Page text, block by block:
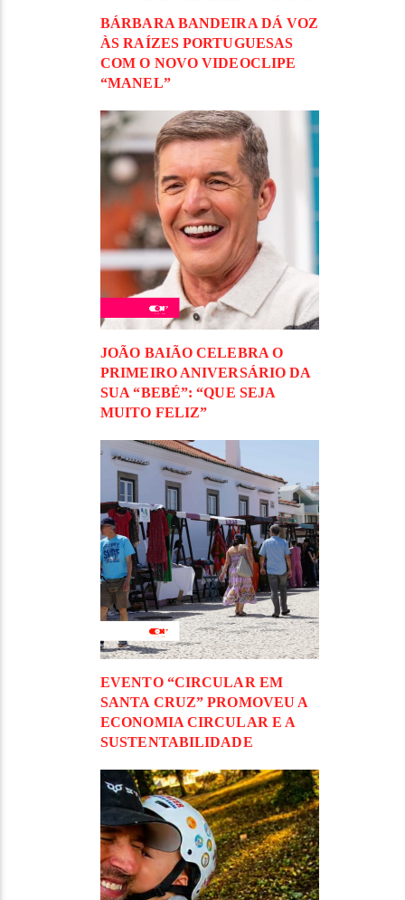
BÁRBARA BANDEIRA DÁ VOZ
ÀS RAÍZES PORTUGUESAS
COM O NOVO VIDEOCLIPE
“MANEL”
JOÃO BAIÃO CELEBRA O
PRIMEIRO ANIVERSÁRIO DA
SUA “BEBÉ”: “QUE SEJA
MUITO FELIZ”
EVENTO “CIRCULAR EM
SANTA CRUZ” PROMOVEU A
ECONOMIA CIRCULAR E A
SUSTENTABILIDADE